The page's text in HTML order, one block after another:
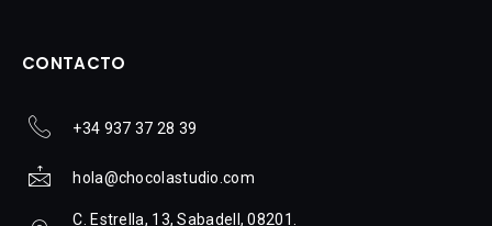
CONTACTO
+34 937 37 28 39
hola@chocolastudio.com
C. Estrella, 13, Sabadell, 08201.